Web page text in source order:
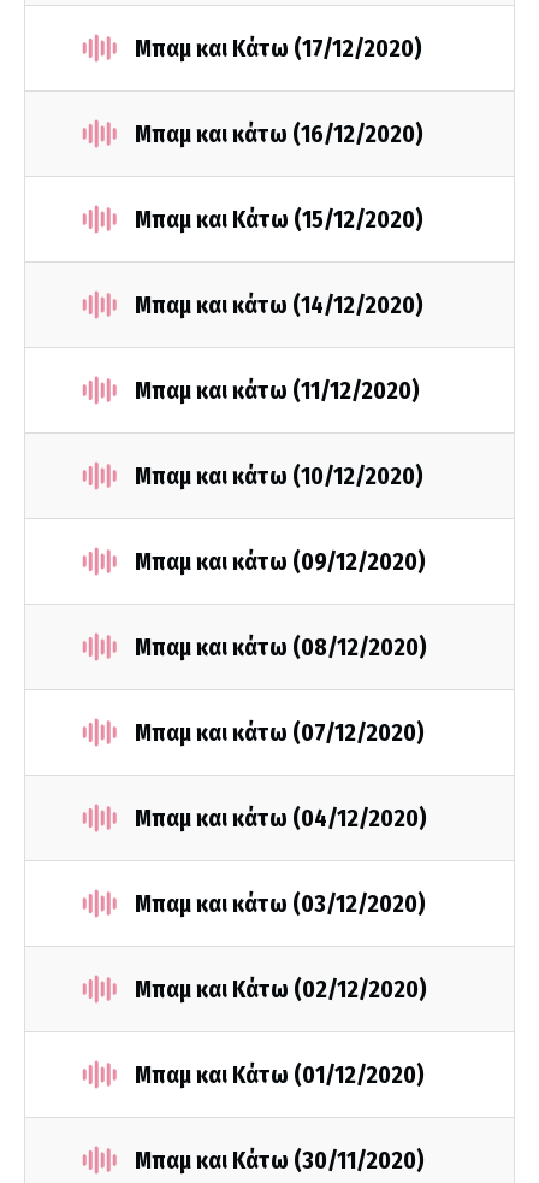
Μπαμ και Κάτω (17/12/2020)
Μπαμ και κάτω (16/12/2020)
Μπαμ και Κάτω (15/12/2020)
Μπαμ και κάτω (14/12/2020)
Μπαμ και κάτω (11/12/2020)
Μπαμ και κάτω (10/12/2020)
Μπαμ και κάτω (09/12/2020)
Μπαμ και κάτω (08/12/2020)
Μπαμ και κάτω (07/12/2020)
Μπαμ και κάτω (04/12/2020)
Μπαμ και κάτω (03/12/2020)
Μπαμ και Κάτω (02/12/2020)
Μπαμ και Κάτω (01/12/2020)
Μπαμ και Κάτω (30/11/2020)